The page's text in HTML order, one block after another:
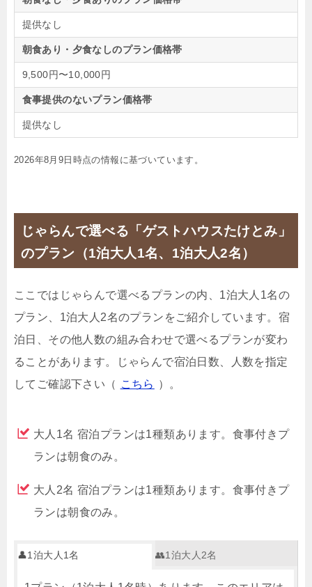
提供なし
朝食あり・夕食なしのプラン価格帯
9,500円〜10,000円
食事提供のないプラン価格帯
提供なし
2026年8月9日時点の情報に基づいています。
じゃらんで選べる「ゲストハウスたけとみ」
のプラン（1泊大人1名、1泊大人2名）
ここではじゃらんで選べるプランの内、1泊大人1名の
プラン、1泊大人2名のプランをご紹介しています。宿
泊日、その他人数の組み合わせで選べるプランが変わ
ることがあります。じゃらんで宿泊日数、人数を指定
してご確認下さい（ こちら ）。
大人1名 宿泊プランは1種類あります。食事付きプ
ランは朝食のみ。
大人2名 宿泊プランは1種類あります。食事付きプ
ランは朝食のみ。
👤1泊大人1名 👥1泊大人2名